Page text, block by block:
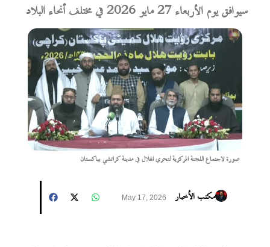
سيوافق يوم الأربعاء 27 مايو 2026 في مختلف أنحاء البلاد
صورة لاجتماع اللجنة المركزية لتحري الهلال في مدينة كراتشي بباكستان
مكتب الأخبار May 17, 2026